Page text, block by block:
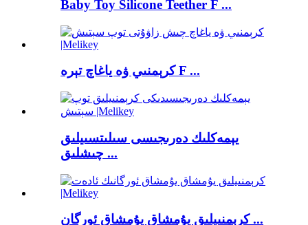
Baby Toy Silicone Teether F ...
كرېمنىي ۋە ياغاچ تېرە F ...
يېمەكلىك دەرىجىسى سىلىتسىيلىق
چىشلىق ...
كرېمنىيلىق يۇمشاق يۇمشاق ئورگان ...